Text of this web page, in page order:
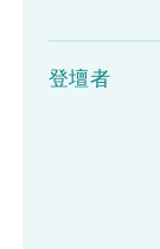
登壇者